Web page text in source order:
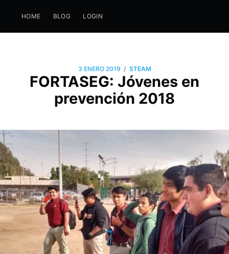
HOME BLOG LOGIN
3 ENERO 2019 / STEAM
FORTASEG: Jóvenes en
prevención 2018